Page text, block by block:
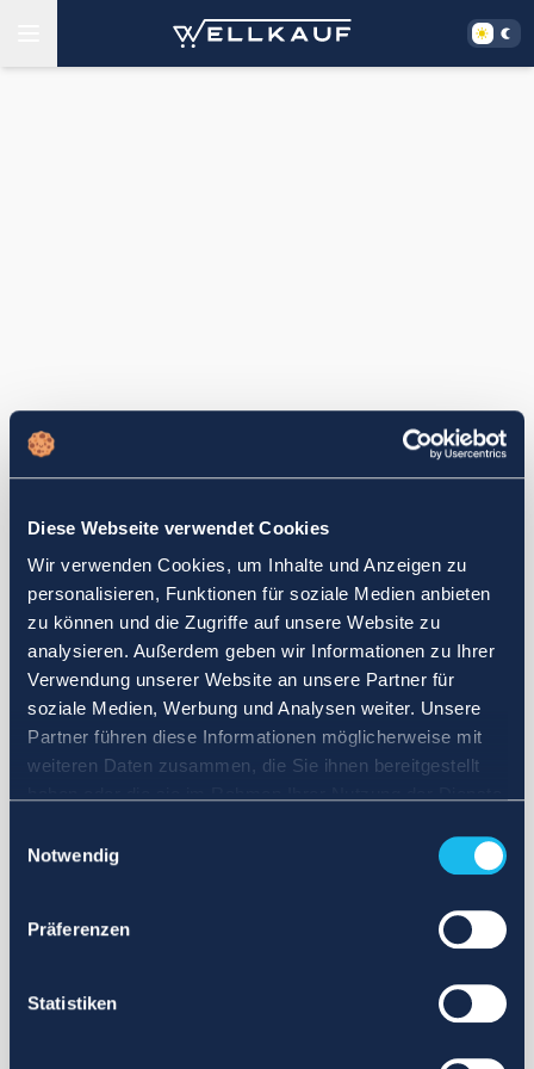
Diese Webseite verwendet Cookies
Wir verwenden Cookies, um Inhalte und Anzeigen zu
personalisieren, Funktionen für soziale Medien anbieten
zu können und die Zugriffe auf unsere Website zu
analysieren. Außerdem geben wir Informationen zu Ihrer
Verwendung unserer Website an unsere Partner für
soziale Medien, Werbung und Analysen weiter. Unsere
Partner führen diese Informationen möglicherweise mit
weiteren Daten zusammen, die Sie ihnen bereitgestellt
Notwendig
Präferenzen
Statistiken